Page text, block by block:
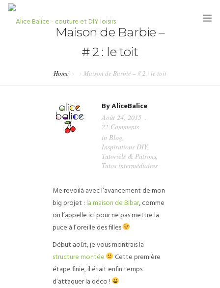
HOME
PARTENARIATS & PRESSE
Maison de Barbie –
# 2 : le toit
Home Maison de Barbie – # 2 : le toit
ByAliceBalice
Août 24, 2015
22 Comments
in Blog,
Inspirations DIY,
Tutoriels & Patrons,
Tutos intermédiaires
Me revoilà avec l’avancement de mon
big projet :la maison de Bibar, comme
on l’appelle ici pour ne pas mettre la
puce à l’oreille des filles
Début août, je vous montrais la
structure montée
Cette première
étape finie, il était enfin temps
d’attaquer la déco !